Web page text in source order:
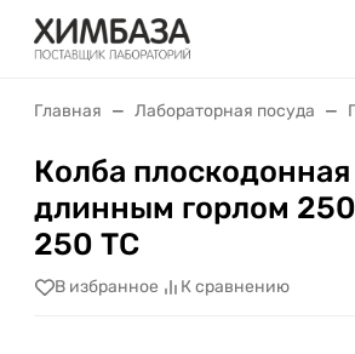
Главная Лабораторная посуда
Колба плоскодонная
длинным горлом
250 ТС
В избранное К сравнению